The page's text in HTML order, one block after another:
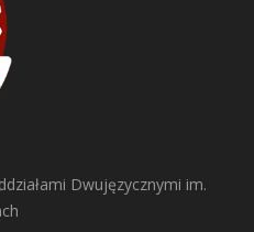
Dwujęzycznymi im.